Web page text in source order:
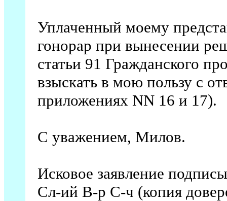
Уплаченный моему
гонорар при вынесении
статьи 91 Гражданского
взыскать в мою пользу с
приложениях NN 16 и 17).
C уважением, Милов.
Исковое заявление
Сл-ий В-р С-ч (копия